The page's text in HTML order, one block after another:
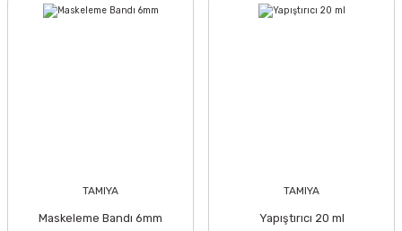
TAMIYA
Maskeleme Bandı 6mm
TAMIYA
Yapıştırıcı 20 ml